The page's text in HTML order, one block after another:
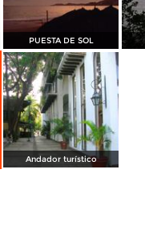
PUESTA DE SOL
Andador turístico